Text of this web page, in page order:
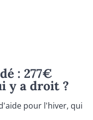
: 277€
y a droit ?